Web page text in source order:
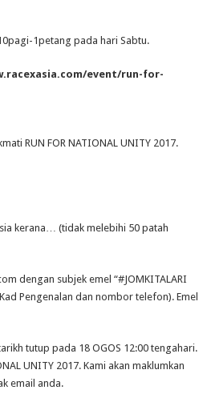
1petang pada hari Sabtu.
event/run-for-
RUN FOR NATIONAL UNITY 2017.
kerana… (tidak melebihi 50 patah
dengan subjek emel “#JOMKITALARI
Pengenalan dan nombor telefon). Emel
tutup pada 18 OGOS 12:00 tengahari.
UNITY 2017. Kami akan maklumkan
email anda.